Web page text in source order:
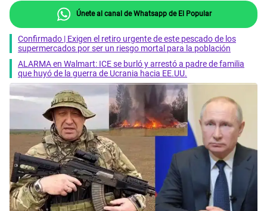
Únete al canal de Whatsapp de El Popular
Confirmado | Exigen el retiro urgente de este pescado de los
supermercados por ser un riesgo mortal para la población
ALARMA en Walmart: ICE se burló y arrestó a padre de familia
que huyó de la guerra de Ucrania hacia EE.UU.